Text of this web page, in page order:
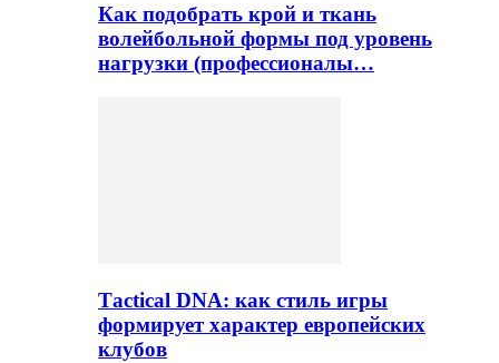
Как подобрать крой и ткань
волейбольной формы под уровень
нагрузки (профессионалы…
Тactical DNA: как стиль игры
формирует характер европейских
клубов